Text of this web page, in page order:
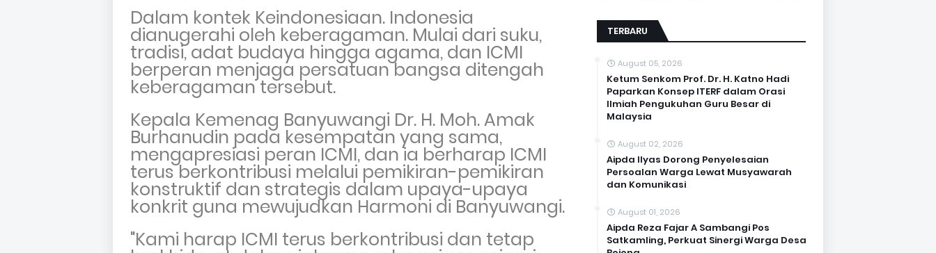
Dalam kontek Keindonesiaan. Indonesia
dianugerahi oleh keberagaman. Mulai dari suku,
tradisi, adat budaya hingga agama, dan ICMI
berperan menjaga persatuan bangsa ditengah
keberagaman tersebut.
Kepala Kemenag Banyuwangi Dr. H. Moh.Amak
Burhanudin pada kesempatan yang sama,
mengapresiasi peran ICMI, dan ia berharap ICMI
terusberkontribusi melalui pemikiran-pemikiran
konstruktif dan strategis dalam upaya-upaya
konkrit guna mewujudkan Harmoni di Banyuwangi.
"Kami harap ICMI terus berkontribusi dan tetap
TERBARU
August 05, 2026
Ketum Senkom Prof. Dr. H. Katno Hadi
Paparkan Konsep ITERF dalam Orasi
Ilmiah Pengukuhan Guru Besar di
Malaysia
August 02, 2026
Aipda Ilyas Dorong Penyelesaian
Persoalan Warga Lewat Musyawarah
dan Komunikasi
August 01, 2026
Aipda Reza Fajar A Sambangi Pos
Satkamling, Perkuat Sinergi Warga Desa